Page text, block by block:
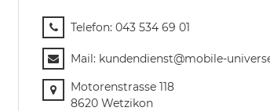
Telefon: 043 534 69 01
Mail: kundendienst@mobile-
Motorenstrasse 118
8620 Wetzikon